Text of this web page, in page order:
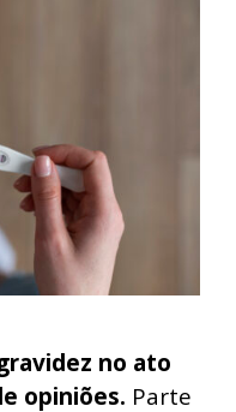
no ato
opiniões. Parte